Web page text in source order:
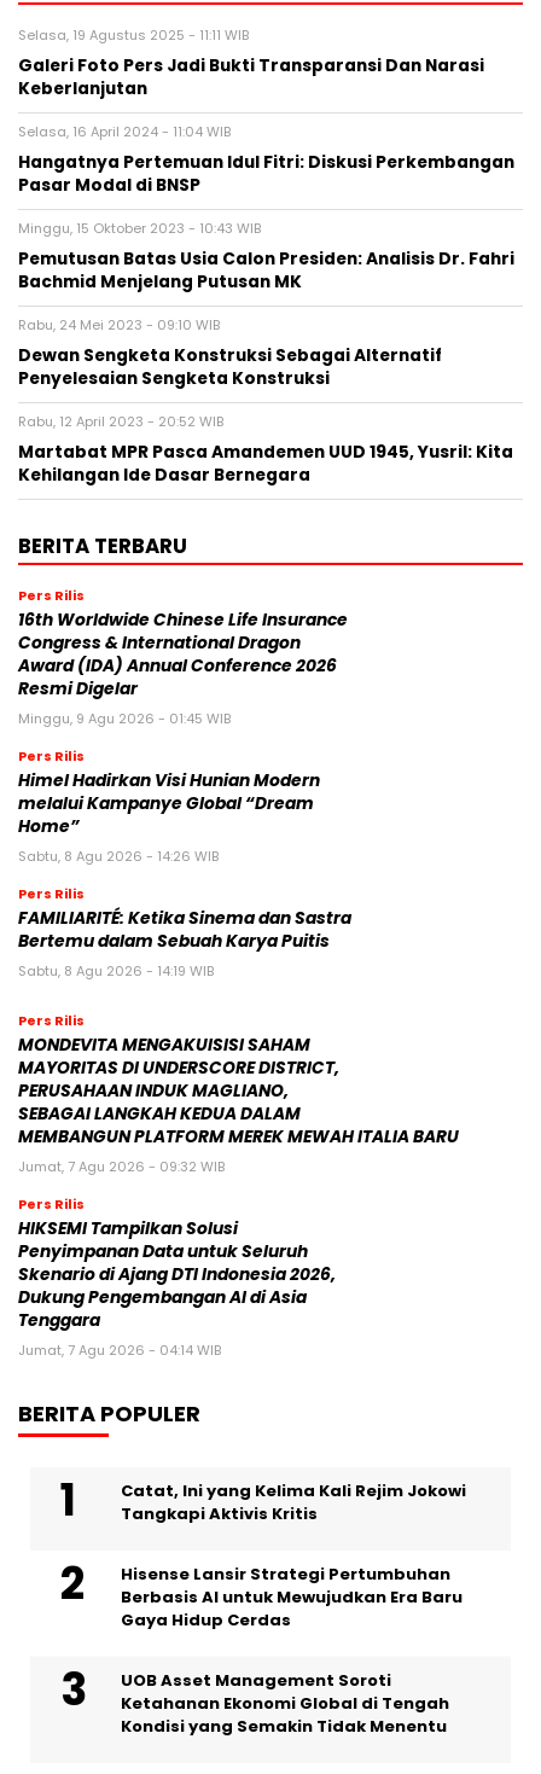
Selasa, 19 Agustus 2025 - 11:11 WIB
Galeri Foto Pers Jadi Bukti Transparansi Dan Narasi
Keberlanjutan
Selasa, 16 April 2024 - 11:04 WIB
Hangatnya Pertemuan Idul Fitri: Diskusi Perkembangan
Pasar Modal di BNSP
Minggu, 15 Oktober 2023 - 10:43 WIB
Pemutusan Batas Usia Calon Presiden: Analisis Dr. Fahri
Bachmid Menjelang Putusan MK
Rabu, 24 Mei 2023 - 09:10 WIB
Dewan Sengketa Konstruksi Sebagai Alternatif
Penyelesaian Sengketa Konstruksi
Rabu, 12 April 2023 - 20:52 WIB
Martabat MPR Pasca Amandemen UUD 1945, Yusril: Kita
Kehilangan Ide Dasar Bernegara
BERITA TERBARU
Pers Rilis
16th Worldwide Chinese Life Insurance
Congress & International Dragon
Award (IDA) Annual Conference 2026
Resmi Digelar
Minggu, 9 Agu 2026 - 01:45 WIB
Pers Rilis
Himel Hadirkan Visi Hunian Modern
melalui Kampanye Global “Dream
Home”
Sabtu, 8 Agu 2026 - 14:26 WIB
Pers Rilis
FAMILIARITÉ: Ketika Sinema dan Sastra
Bertemu dalam Sebuah Karya Puitis
Sabtu, 8 Agu 2026 - 14:19 WIB
Pers Rilis
MONDEVITA MENGAKUISISI SAHAM
MAYORITAS DI UNDERSCORE DISTRICT,
PERUSAHAAN INDUK MAGLIANO,
SEBAGAI LANGKAH KEDUA DALAM
MEMBANGUN PLATFORM MEREK MEWAH ITALIA BARU
Jumat, 7 Agu 2026 - 09:32 WIB
Pers Rilis
HIKSEMI Tampilkan Solusi
Penyimpanan Data untuk Seluruh
Skenario di Ajang DTI Indonesia 2026,
Dukung Pengembangan AI di Asia
Tenggara
Jumat, 7 Agu 2026 - 04:14 WIB
BERITA POPULER
Catat, Ini yang Kelima Kali Rejim Jokowi
Tangkapi Aktivis Kritis
Hisense Lansir Strategi Pertumbuhan
Berbasis AI untuk Mewujudkan Era Baru
Gaya Hidup Cerdas
UOB Asset Management Soroti
Ketahanan Ekonomi Global di Tengah
Kondisi yang Semakin Tidak Menentu